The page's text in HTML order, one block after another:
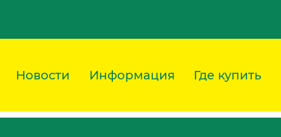
Новости Информация Где купить